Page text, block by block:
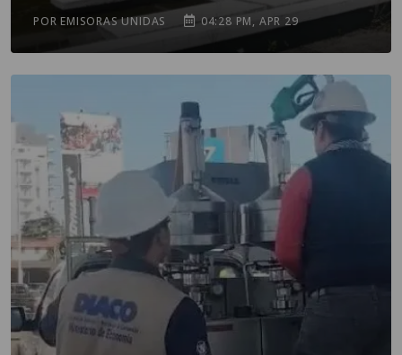
POR EMISORAS UNIDAS 04:28 PM, APR 29